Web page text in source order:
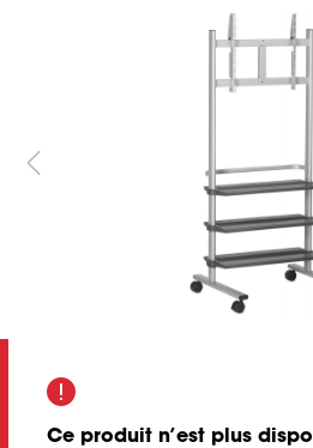
Produits professionnels
Ce produit n’est plus